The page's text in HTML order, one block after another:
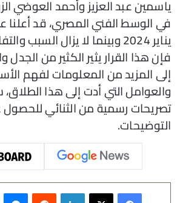
ياسمين عبد العزيز وأحمد العوضي
في الوسط الفني المصري، قد
يناير 2024 وبينما لا يزال
فإن هذا القرار يثير الكثير من الجدل
إلى المزيد من المعلومات لفهم
والعوامل التي أدت إلى هذا
تصريحات رسمية من الثنائي
التوضيحات.
فيسبوك ‫X لينكدإن